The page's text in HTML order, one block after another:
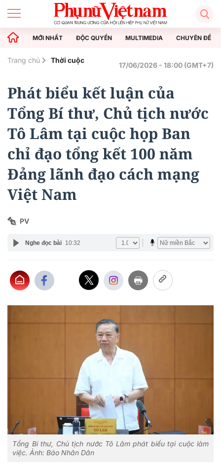
MỚI NHẤT ĐỘC QUYỀN MULTIMEDIA CHUYÊN ĐỀ
Trang chủ Thời cuộc
17/06/2026 - 18:00 (GMT+7)
Phát biểu kết luận của
Tổng Bí thư, Chủ tịch nước
Tô Lâm tại cuộc họp Ban
chỉ đạo tổng kết 100 năm
Đảng lãnh đạo cách mạng
Việt Nam
PV
Nghe đọc bài 10:32
Tổng Bí thư, Chủ tịch nước Tô Lâm phát biểu tại cuộc làm
việc. Ảnh: Báo Nhân Dân